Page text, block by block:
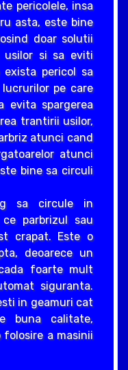
pericolele, insa
asta, este bine
doar solutii
usilor si sa eviti
exista pericol sa
pe care
evita spargerea
trantirii usilor,
atunci cand
atunci
bine sa circuli
sa circule in
parbrizul sau
crapat. Este o
deoarece un
foarte mult
siguranta.
in geamuri cat
buna calitate,
a masinii